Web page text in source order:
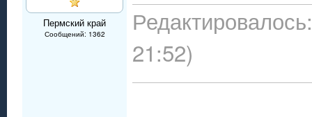
Пермский край
Сообщений: 1362
21:52)